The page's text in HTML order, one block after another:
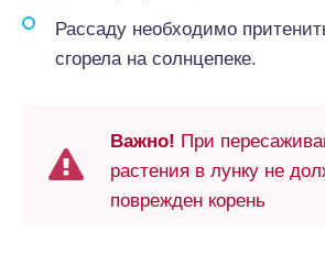
Рассаду необходимо
сгорела на солнцепеке.
Важно! При
растения в лунку не
поврежден корень